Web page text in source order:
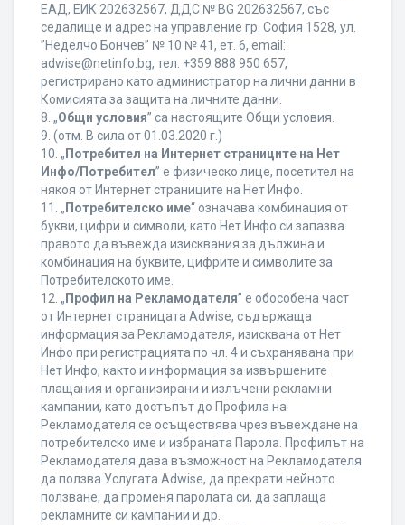
ЕАД, ЕИК 202632567, ДДС № BG 202632567, със
седалище и адрес на управление гр. София 1528, ул.
”Неделчо Бончев” № 10 № 41, ет. 6, еmail:
adwise@netinfo.bg, тел: +359 888 950 657,
регистрирано като администратор на лични данни в
Комисията за защита на личните данни.
8. „Общи условия” са настоящите Общи условия.
9. (отм. В сила от 01.03.2020 г.)
10. „ Потребител на Интернет страниците на Нет
Инфо/Потребител” е физическо лице, посетител на
някоя от Интернет страниците на Нет Инфо.
11. „ Потребителско име“ означава комбинация от
букви, цифри и символи, като Нет Инфо си запазва
правото да въвежда изисквания за дължина и
комбинация на буквите, цифрите и символите за
Потребителското име.
12. „ Профил на Рекламодателя” е обособена част
от Интернет страницата Adwise, съдържаща
информация за Рекламодателя, изисквана от Нет
Инфо при регистрацията по чл. 4 и съхранявана при
Нет Инфо, както и информация за извършените
плащания и организирани и излъчени рекламни
кампании, като достъпът до Профила на
Рекламодателя се осъществява чрез въвеждане на
потребителско име и избраната Парола. Профилът на
Рекламодателя дава възможност на Рекламодателя
да ползва Услугата Adwise, да прекрати нейното
ползване, да променя паролата си, да заплаща
рекламните си кампании и др.